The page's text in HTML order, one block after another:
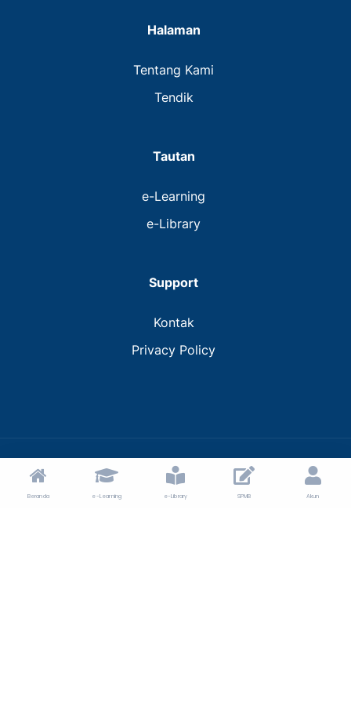
Halaman
Tentang Kami
Tendik
Tautan
e-Learning
e-Library
Support
Kontak
Privacy Policy
© 2024 MTs Muhammadiyah Bantaeng.
Beranda e-Learning e-Library SPMB Akun